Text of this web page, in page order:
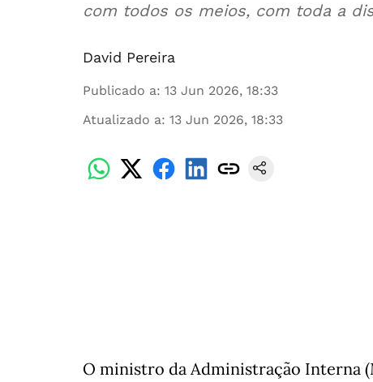
com todos os meios, com toda a
David Pereira
Publicado a: 13 Jun 2026, 18:33
Atualizado a: 13 Jun 2026, 18:33
O ministro da Administração Interna